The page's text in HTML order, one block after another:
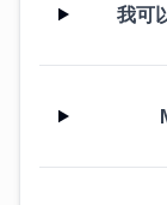
我可